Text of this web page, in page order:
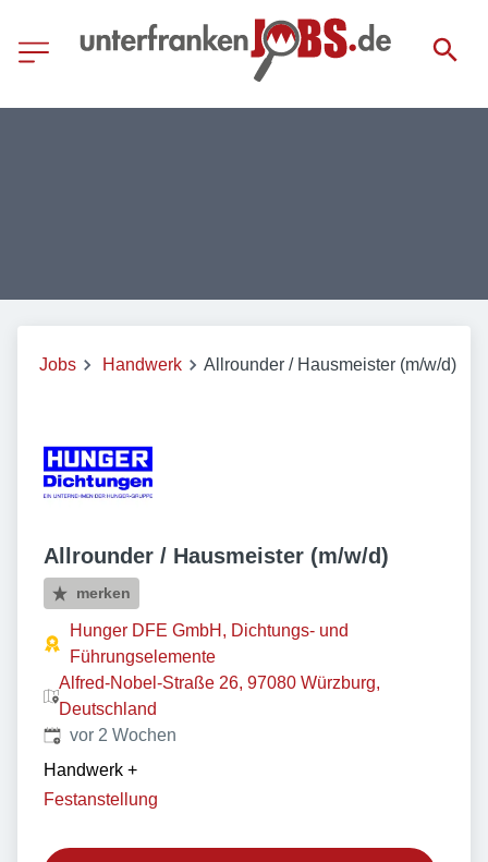
Jobs Handwerk Allrounder / Hausmeister (m/w/d)
Allrounder / Hausmeister (m/w/d)
merken
Hunger DFE GmbH, Dichtungs- und
Führungselemente
Alfred-Nobel-Straße 26, 97080 Würzburg,
Deutschland
Veröffentlicht:
vor 2 Wochen
Handwerk +
Festanstellung